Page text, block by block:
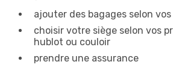
ajouter des bagages selon
choisir votre siège selon vos
hublot ou couloir
prendre une assurance